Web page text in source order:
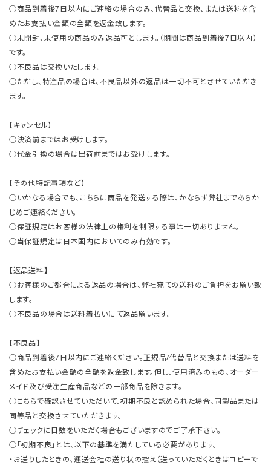
○商品到着後7日以内にご連絡の場合のみ、代替品と交換、または送料を含
めたお支払い金額の全額を返金致します。
○未開封、未使用の商品のみ返品可とします。（期間は商品到着後7日以内）
です。
○不良品は交換いたします。
○ただし、特注品の場合は、不良品以外の返品は一切不可とさせていただき
ます。
【キャンセル】
○決済前まではお受けします。
○代金引換の場合は出荷前まではお受けします。
【その他特記事項など】
○いかなる場合でも、こちらに商品を発送する際は、かならず弊社まであらか
じめご連絡ください。
○保証規定はお客様の法律上の権利を制限する事は一切ありません。
○当保証規定は日本国内においてのみ有効です。
【返品送料】
○お客様のご都合による返品の場合は、弊社宛ての送料のご負担をお願い致
します。
○不良品の場合は送料着払いにて返品願います。
【不良品】
○商品到着後7日以内にご連絡ください。正規品/代替品と交換または送料を
含めたお支払い金額の全額を返金致します。但し、使用済みのもの、オーダー
メイド及び受注生産商品などの一部商品を除きます。
○こちらで確認させていただいて、初期不良と認められた場合、同製品または
同等品と交換させていただきます。
○チェックに日数をいただく場合もございますのでご了承下さい。
○「初期不良」とは、以下の基準を満たしている必要があります。
・お送りしたときの、運送会社の送り状の控え（送っていただくときはコピーで